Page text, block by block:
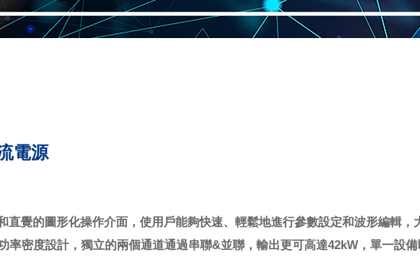
電源
直覺的圖形化操作介面，使用戶能夠快速、輕鬆地進行參數設定和波形編輯，
率密度設計，獨立的兩個通道通過串聯&並聯，輸出更可高達42kW，單一設